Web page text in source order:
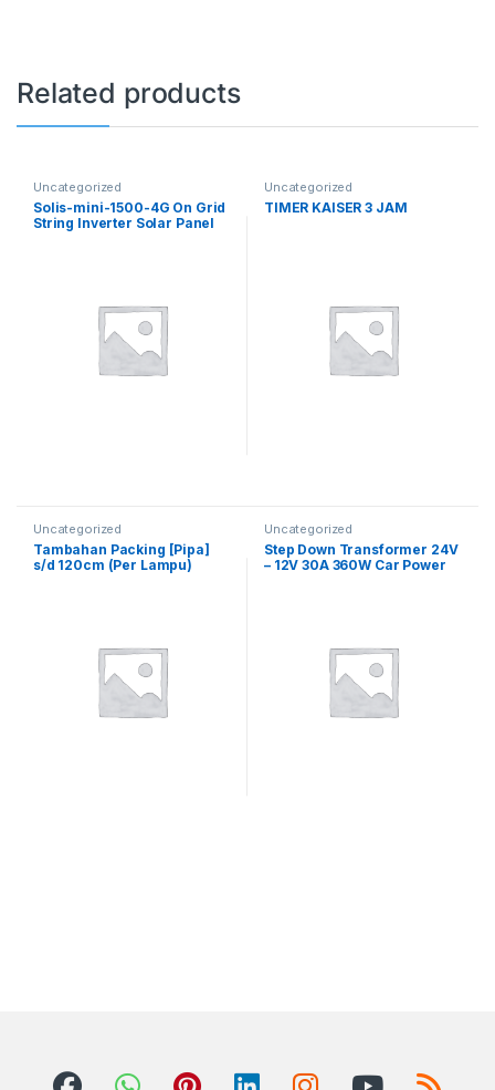
Related products
Uncategorized
Solis-mini-1500-4G On Grid
String Inverter Solar Panel
Uncategorized
TIMER KAISER 3 JAM
Uncategorized
Tambahan Packing [Pipa]
s/d 120cm (Per Lampu)
Uncategorized
Step Down Transformer 24V
– 12V 30A 360W Car Power